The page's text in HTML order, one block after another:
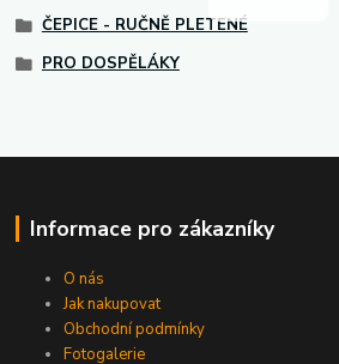
ČEPICE - RUČNĚ PLETENÉ
PRO DOSPĚLÁKY
Informace pro zákazníky
O nás
Jak nakupovat
Obchodní podmínky
Fotogalerie